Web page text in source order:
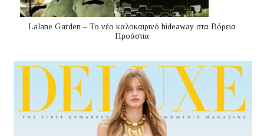
Lalane Garden – Το νέο καλοκαιρινό hideaway στα Βόρεια
Προάστια